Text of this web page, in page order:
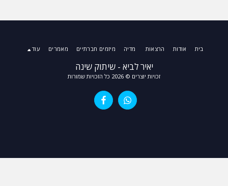
יאיר לביא - שיתוק שינה
זכויות יוצרים © 2026 כל הזכויות שמורות
בית אודות הרצאות מדיה מיזמים חברתיים מאמרים עוד